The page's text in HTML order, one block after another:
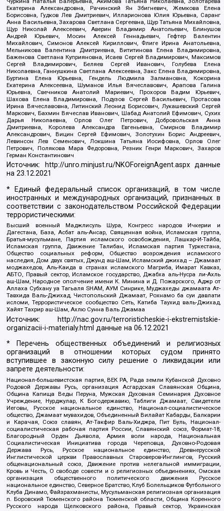
Екатерина Александровна, Рачинский Ян Збигневич, Жемкова Елена
Борисовна, Гудков Лев Дмитриевич, Илларионова Юлия Юрьевна, Саранг
Анна Васильевна, Захарова Светлана Сергеевна, Щур Татьяна Михайловна,
Щур Николай Алексеевич, Аверин Владимир Анатольевич, Блинушов
Андрей Юрьевич, Мосин Алексей Геннадьевич, Гефтер Валентин
Михайлович, Симонов Алексей Кириллович, Флиге Ирина Анатольевна,
Мельникова Валентина Дмитриевна, Вититинова Елена Владимировна,
Баженова Светлана Куприяновна, Исаев Сергей Владимирович, Максимов
Сергей Владимирович, Беляев Сергей Иванович, Голубева Елена
Николаевна, Ганнушкина Светлана Алексеевна, Закс Елена Владимировна,
Буртина Елена Юрьевна, Гендель Людмила Залмановна, Кокорина
Екатерина Алексеевна, Шуманов Илья Вячеславович, Арапова Галина
Юрьевна, Свечников Анатолий Мариевич, Прохоров Вадим Юрьевич,
Шахова Елена Владимировна, Подузов Сергей Васильевич, Протасова
Ирина Вячеславовна, Литинский Леонид Борисович, Лукашевский Сергей
Маркович, Бахмин Вячеслав Иванович, Шабад Анатолий Ефимович, Сухих
Дарья Николаевна, Орлов Олег Петрович, Добровольская Анна
Дмитриевна, Королева Александра Евгеньевна, Смирнов Владимир
Александрович, Вицин Сергей Ефимович, Золотухин Борис Андреевич,
Левинсон Лев Семенович, Локшина Татьяна Иосифовна, Орлов Олег
Петрович, Полякова Мара Федоровна, Резник Генри Маркович, Захаров
Герман Константинович
Источник: http://unro.minjust.ru/NKOForeignAgent.aspxданные
на23.12.2021
* Единый федеральный список организаций, в том числе
иностранных и международных организаций, признанных в
соответствии с законодательством Российской Федерации
террористическими:
Высший военный Маджлисуль Шура, Конгресс народов Ичкерии и
Дагестана, База, Асбат аль-Ансар, Священная война, Исламская группа,
Братья-мусульмане, Партия исламского освобождения, Лашкар-И-Тайба,
Исламская группа, Движение Талибан, Исламская партия Туркестана,
Общество социальных реформ, Общество возрождения исламского
наследия, Дом двух святых, Джунд аш-Шам, Исламский джихад – Джамаат
моджахедов, Аль-Каида в странах исламского Магриба, Имарат Кавказ,
АБТО, Правый сектор, Исламское государство, Джабха аль-Нусра ли-Ахль
аш-Шам, Народное ополчение имени К. Минина и Д. Пожарского, Аджр от
Аллаха Субхану уа Тагьаля SHAM, АУМ Синрике, Муджахеды джамаата Ат-
Тавхида Валь-Джихад, Чистопольский Джамаат, Рохнамо ба суи давлати
исломи, Террористическое сообщество Сеть, Катиба Таухид валь-Джихад,
Хайят Тахрир аш-Шам, Ахлю Сунна Валь Джамаа
Источник:
http://nac.gov.ru/terroristicheskie-i-ekstremistskie-
organizacii-i-materialy.html данные на06.12.2021
* Перечень общественных объединений и религиозных
организаций в отношении которых судом принято
вступившее в законную силу решение о ликвидации или
запрете деятельности:
Национал-большевистская партия, ВЕК РА, Рада земли Кубанской Духовно
Родовой Державы Русь, организация Асгардская Славянская Община,
Община Капища Веды Перуна, Мужская Духовная Семинария Духовное
Учреждение, Нурджулар, К Богодержавию, Таблиги Джамаат, Свидетели
Иеговы, Русское национальное единство, Национал-социалистическое
общество, Джамаат мувахидов, Объединенный Вилайат Кабарды, Балкарии
и Карачая, Союз славян, Ат-Такфир Валь-Хиджра, Пит Буль, Национал-
социалистическая рабочая партия России, Славянский союз, Формат-18,
Благородный Орден Дьявола, Армия воли народа, Национальная
Социалистическая Инициатива города Череповца, Духовно-Родовая
Держава Русь, Русское национальное единство, Древнерусской
Инглистической церкви Православных Староверов-Инглингов, Русский
общенациональный союз, Движение против нелегальной иммиграции,
Кровь и Честь, О свободе совести и о религиозных объединениях, Омская
организация общественного политического движения Русское
национальное единство, Северное Братство, Клуб Болельщиков Футбольного
Клуба Динамо, Файзрахманисты, Мусульманская религиозная организация
п. Боровский Тюменского района Тюменской области, Община Коренного
Русского народа Щелковского района, Правый сектор, Украинская